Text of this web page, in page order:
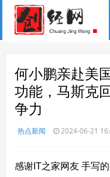
何小鹏亲赴美
功能，马斯克
争力
热点新闻 2024-06-21
感谢IT之家网友 手写